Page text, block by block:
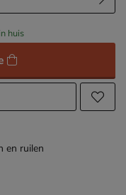
huis
en ruilen